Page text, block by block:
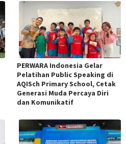
PERWARA Indonesia Gelar
Pelatihan Public Speaking di
AQISch Primary School, Cetak
Generasi Muda Percaya Diri
dan Komunikatif